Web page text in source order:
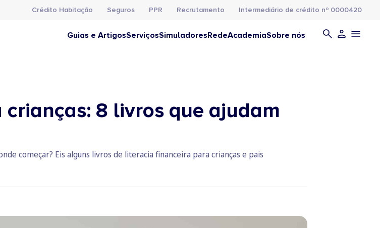
Crédito Habitação Seguros PPR Recrutamento Intermediário de crédito nº 0000420
Guias e ArtigosServiçosSimuladoresRedeAcademiaSobre nós
8 livros que ajudam
começar? Eis alguns livros de literacia financeira para crianças e pais